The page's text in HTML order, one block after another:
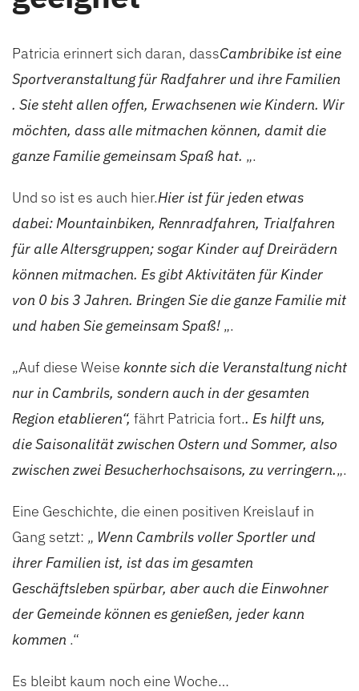
Patricia erinnert sich daran, dassCambribike ist eine
Sportveranstaltung für Radfahrer und ihre Familien
. Sie steht allen offen, Erwachsenen wie Kindern. Wir
möchten, dass alle mitmachen können, damit die
ganze Familie gemeinsam Spaß hat. „.
Und so ist es auch hier.Hier ist für jeden etwas
dabei: Mountainbiken, Rennradfahren, Trialfahren
für alle Altersgruppen; sogar Kinder auf Dreirädern
können mitmachen. Es gibt Aktivitäten für Kinder
von 0 bis 3 Jahren. Bringen Sie die ganze Familie mit
und haben Sie gemeinsam Spaß! „.
„Auf diese Weise konnte sich die Veranstaltung nicht
nur in Cambrils, sondern auch in der gesamten
Region etablieren“, fährt Patricia fort.. Es hilft uns,
die Saisonalität zwischen Ostern und Sommer, also
zwischen zwei Besucherhochsaisons, zu verringern.„.
Eine Geschichte, die einen positiven Kreislauf in
Gang setzt: „ Wenn Cambrils voller Sportler und
ihrer Familien ist, ist das im gesamten
Geschäftsleben spürbar, aber auch die Einwohner
der Gemeinde können es genießen, jeder kann
kommen .“
Es bleibt kaum noch eine Woche…